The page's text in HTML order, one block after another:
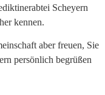
Scheyern
kennen.
aber freuen, Sie
persönlich begrüßen